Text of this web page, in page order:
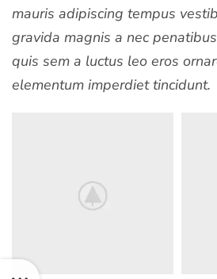
mauris adipiscing tempus
gravida magnis a nec
quis sem a luctus leo eros
elementum imperdiet tincidunt.